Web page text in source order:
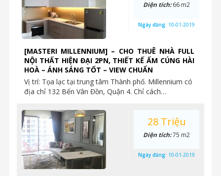
[MASTERI MILLENNIUM] – CHO THUÊ NHÀ FULL
NỘI THẤT HIỆN ĐẠI 2PN, THIẾT KẾ ẤM CÚNG HÀI
HOÀ – ÁNH SÁNG TỐT – VIEW CHUẨN
Vị trí: Tọa lạc tại trung tâm Thành phố. Millennium có
địa chỉ 132 Bến Vân Đồn, Quận 4. Chỉ cách…
Diện tích:66 m2
Ngày đăng: 10-01-2019
28 Triệu
Diện tích:75 m2
Ngày đăng: 10-01-2019